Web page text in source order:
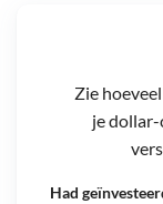
Zie
je
Had